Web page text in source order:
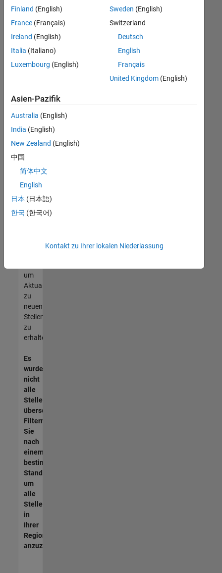
Suchkriterien
weiter
fassen
oder
alle
Stellenangebote
anzeigen .
noch
keine
offenen
Stellen
können,
die
Ihren
entsprechen,
werden
unseres
um
Aktualisierungen
zu
neuen
Stellenangeboten
zu
erhalten.
Es
wurden
nicht
alle
Stellen
übersetzt.
Filtern
Sie
nach
einem
bestimmten
Standort,
um
alle
Stellenangebote
in
Ihrer
Region
anzuzeigen.
Finland (English)
France (Français)
Ireland (English)
Italia (Italiano)
Luxembourg (English)
Sweden (English)
Switzerland
Deutsch
English
Français
United Kingdom(English)
Asien-Pazifik
Australia (English)
India (English)
New Zealand (English)
中国
简体中文
English
日本 (日本語)
한국 (한국어)
Kontakt zu Ihrer lokalen Niederlassung